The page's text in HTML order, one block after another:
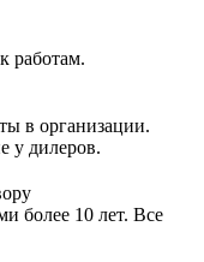
работам.
в организации.
у дилеров.
более 10 лет. Все